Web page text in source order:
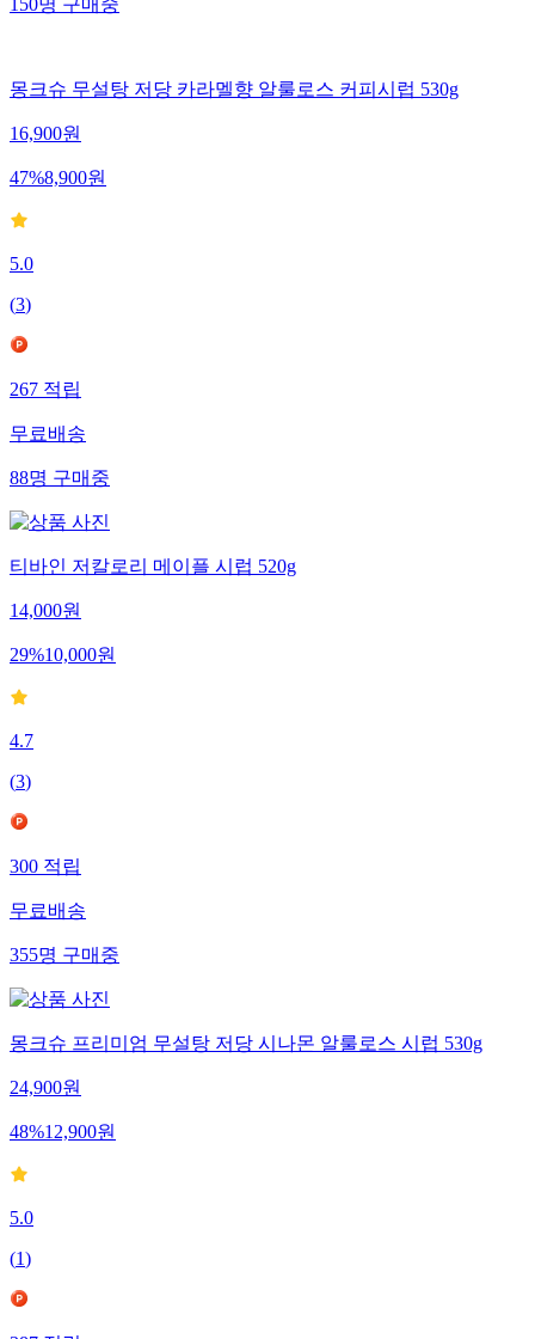
150명구매중
몽크슈 무설탕 저당 카라멜향 알룰로스 커피시럽 530g
16,900원
47%8,900원
5.0
(3)
267적립
무료배송
88명구매중
티바인 저칼로리 메이플 시럽 520g
14,000원
29%10,000원
4.7
(3)
300적립
무료배송
355명구매중
몽크슈 프리미엄 무설탕 저당 시나몬 알룰로스 시럽 530g
24,900원
48%12,900원
5.0
(1)